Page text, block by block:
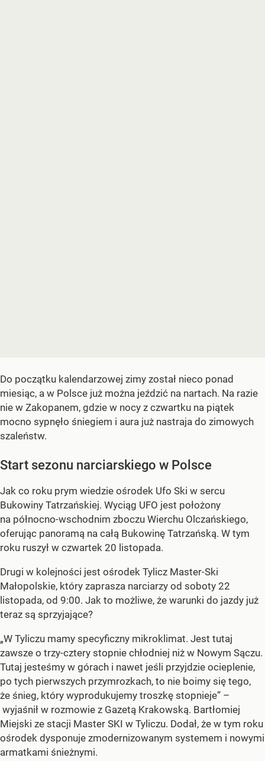
Do początku kalendarzowej zimy został nieco ponad
miesiąc, a w Polsce już można jeździć na nartach. Na razie
nie w Zakopanem, gdzie w nocy z czwartku na piątek
mocno sypnęło śniegiem i aura już nastraja do zimowych
szaleństw.
Start sezonu narciarskiego w Polsce
Jak co roku prym wiedzie ośrodek Ufo Ski w sercu
Bukowiny Tatrzańskiej. Wyciąg UFO jest położony
na północno-wschodnim zboczu Wierchu Olczańskiego,
oferując panoramą na całą Bukowinę Tatrzańską. W tym
roku ruszył w czwartek 20 listopada.
Drugi w kolejności jest ośrodek Tylicz Master-Ski
Małopolskie, który zaprasza narciarzy od soboty 22
listopada, od 9:00. Jak to możliwe, że warunki do jazdy już
teraz są sprzyjające?
„W Tyliczu mamy specyficzny mikroklimat. Jest tutaj
zawsze o trzy-cztery stopnie chłodniej niż w Nowym Sączu.
Tutaj jesteśmy w górach i nawet jeśli przyjdzie ocieplenie,
po tych pierwszych przymrozkach, to nie boimy się tego,
że śnieg, który wyprodukujemy troszkę stopnieje” –
wyjaśnił w rozmowie z Gazetą Krakowską. Bartłomiej
Miejski ze stacji Master SKI w Tyliczu. Dodał, że w tym roku
ośrodek dysponuje zmodernizowanym systemem i nowymi
armatkami śnieżnymi.